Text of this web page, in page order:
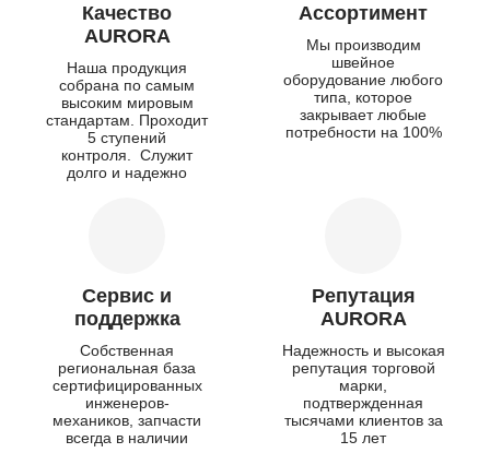
Качество
AURORA
Наша продукция
собрана по самым
высоким мировым
стандартам. Проходит
5 ступений
контроля. Служит
долго и надежно
Ассортимент
Мы производим
швейное
оборудование любого
типа, которое
закрывает любые
потребности на 100%
Сервис и
поддержка
Собственная
региональная база
сертифицированных
инженеров-
механиков, запчасти
всегда в наличии
Репутация
AURORA
Надежность и высокая
репутация торговой
марки,
подтвержденная
тысячами клиентов за
15 лет